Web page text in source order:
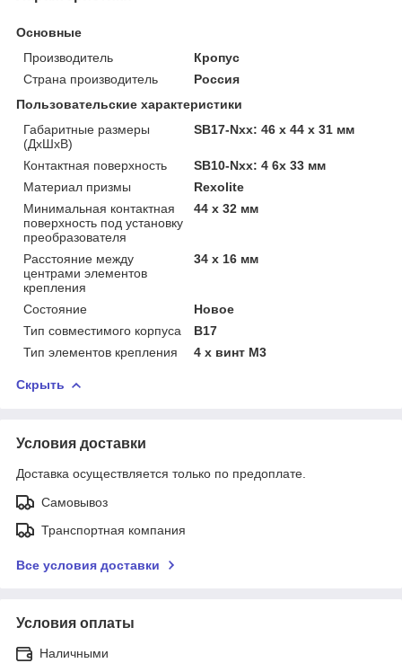
Основные
Производитель
Кропус
Страна производитель
Россия
Пользовательские характеристики
Габаритные размеры
(ДхШхВ)
SB17-Nxx: 46 х 44 х 31 мм
Контактная поверхность
SB10-Nxx: 4 6х 33 мм
Материал призмы
Rexolite
Минимальная контактная
поверхность под установку
преобразователя
44 х 32 мм
Расстояние между
центрами элементов
крепления
34 х 16 мм
Состояние
Новое
Тип совместимого корпуса
B17
Тип элементов крепления
4 х винт М3
Скрыть
Условия доставки
Доставка осуществляется только по предоплате.
Самовывоз
Транспортная компания
Все условия доставки
Условия оплаты
Наличными